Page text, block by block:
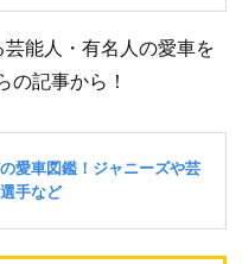
能人・有名人の愛車を
の記事から！